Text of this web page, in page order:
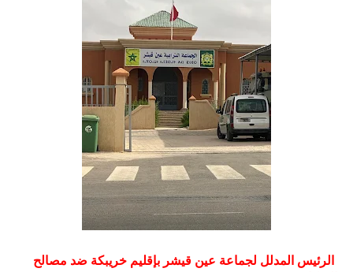
الرئيس المدلل لجماعة عين قيشر بإقليم خريبكة ضد مصالح